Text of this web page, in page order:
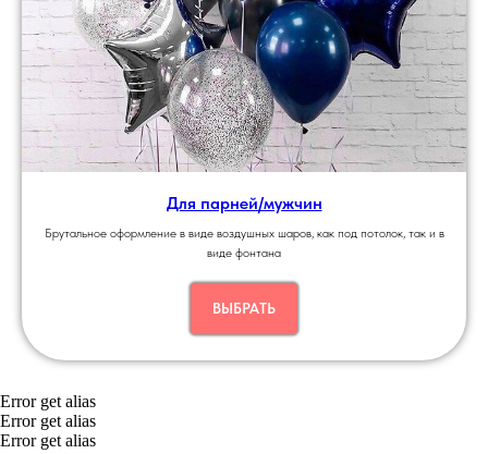
Для парней/мужчин
Брутальное оформление в виде воздушных шаров, как под потолок, так и в
виде фонтана
ВЫБРАТЬ
Error get alias
Error get alias
Error get alias